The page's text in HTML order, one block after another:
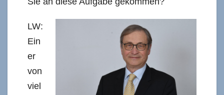
LW:
Ein
er
von
viel